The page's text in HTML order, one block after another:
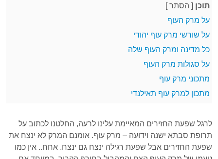
תוכן [ הסתר]
על מרק העוף
על שורשי מרק עוף יהודי
כל מדינה ומרק העוף שלה
על סגולות מרק העוף
מתכוני מרק עוף
מתכון למרק עוף תאילנדי
לרגל שפעת החזירים המאיימת עלינו לרעה, החלטנו לכתוב על
תרופת סבתא ישנה וידועה – מרק עוף. אומנם המרק לא ינצח את
שפעת החזירים אבל שפעת רגילה ינצח גם ינצח. אחח.. אין כמו